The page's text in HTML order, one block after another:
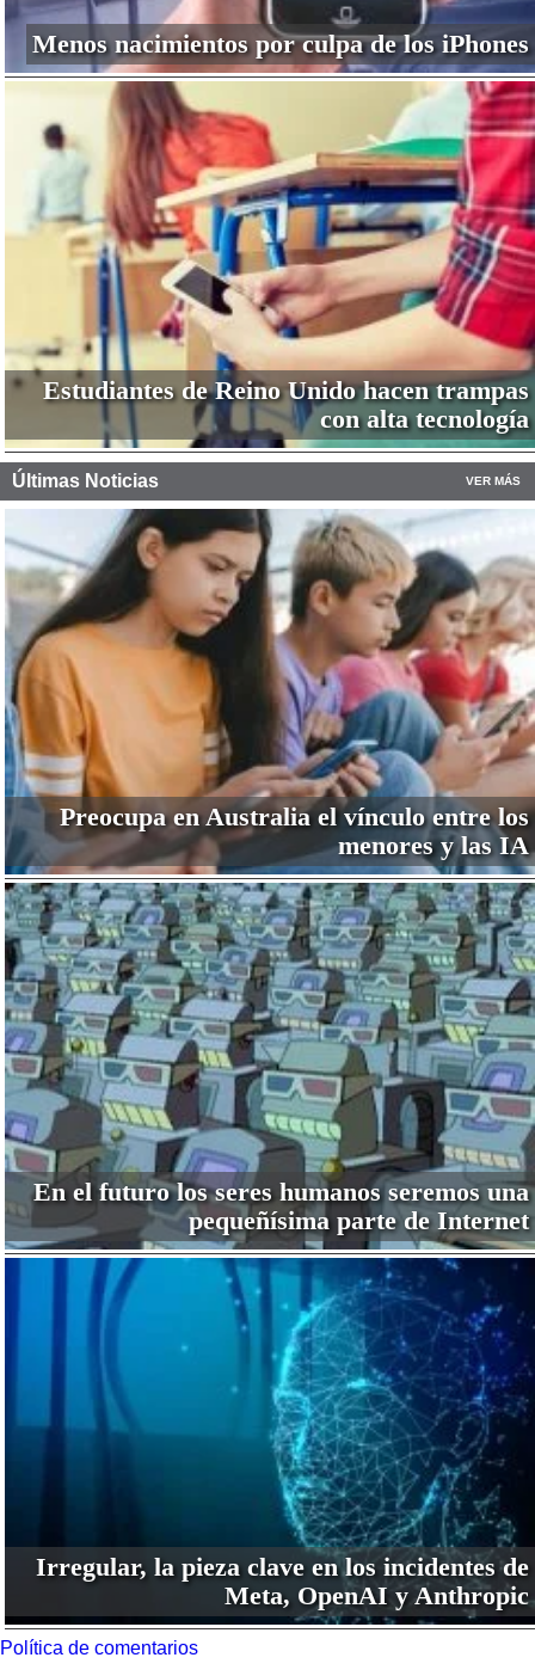
Menos nacimientos por culpa de los iPhones
Estudiantes de Reino Unido hacen trampas
con alta tecnología
Últimas Noticias VER MÁS
Preocupa en Australia el vínculo entre los
menores y las IA
En el futuro los seres humanos seremos una
pequeñísima parte de Internet
Irregular, la pieza clave en los incidentes de
Meta, OpenAI y Anthropic
Política de comentarios